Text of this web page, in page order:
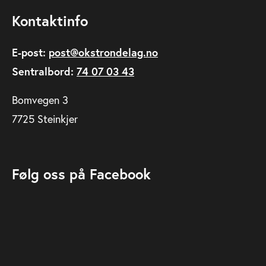
Kontaktinfo
E-post: post@okstrondelag.no
Sentralbord: 74 07 03 43
Bomvegen 3
7725 Steinkjer
Følg oss på Facebook